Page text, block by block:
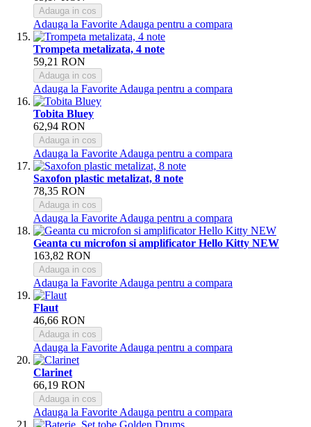
Adauga in cos
Adauga la Favorite Adauga pentru a compara
Trompeta metalizata, 4 note
59,21 RON
Adauga in cos
Adauga la Favorite Adauga pentru a compara
Tobita Bluey
62,94 RON
Adauga in cos
Adauga la Favorite Adauga pentru a compara
Saxofon plastic metalizat, 8 note
78,35 RON
Adauga in cos
Adauga la Favorite Adauga pentru a compara
Geanta cu microfon si amplificator Hello Kitty NEW
163,82 RON
Adauga in cos
Adauga la Favorite Adauga pentru a compara
Flaut
46,66 RON
Adauga in cos
Adauga la Favorite Adauga pentru a compara
Clarinet
66,19 RON
Adauga in cos
Adauga la Favorite Adauga pentru a compara